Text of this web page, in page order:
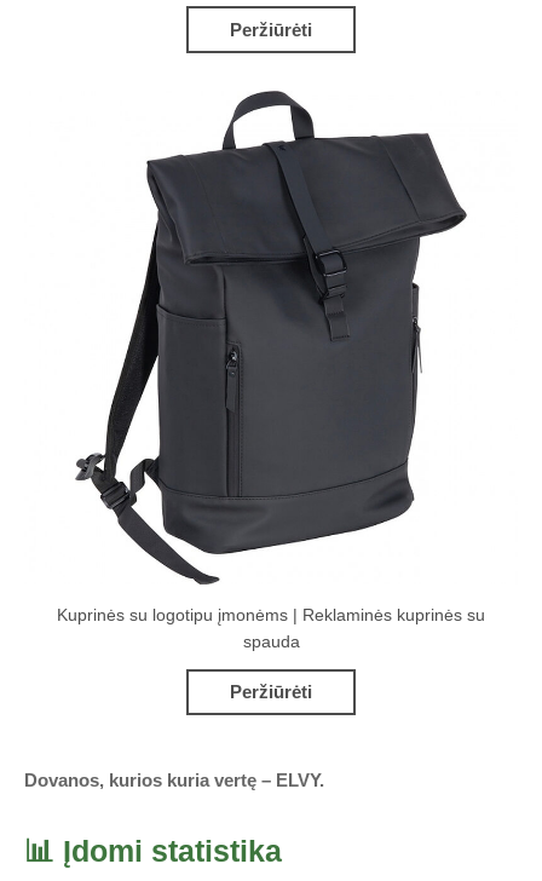
Dovanos, kurios kuria vertę – ELVY.
📊 Įdomi statistika
Peržiūrėti
Kuprinės su logotipu įmonėms | Reklaminės kuprinės su
spauda
Peržiūrėti